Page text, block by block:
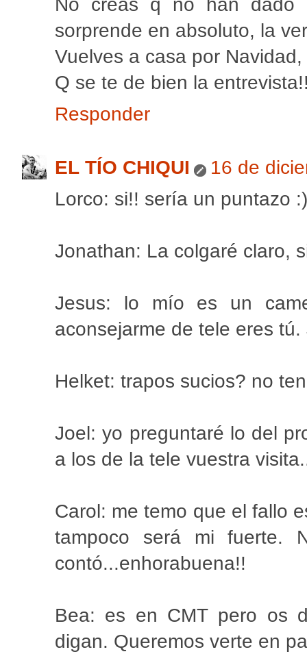
No creas q no han dado
sorprende en absoluto, la
Vuelves a casa por Navidad,
Q se te de bien la
Responder
EL TÍO CHIQUI
16 de
Lorco: si!! sería un puntazo :)
Jonathan: La colgaré claro,
Jesus: lo mío es un
aconsejarme de tele eres
Helket: trapos sucios? no
Joel: yo preguntaré lo del
a los de la tele vuestra
Carol: me temo que el fallo
tampoco será mi fuerte.
contó...enhorabuena!!
Bea: es en CMT pero os
digan. Queremos verte en